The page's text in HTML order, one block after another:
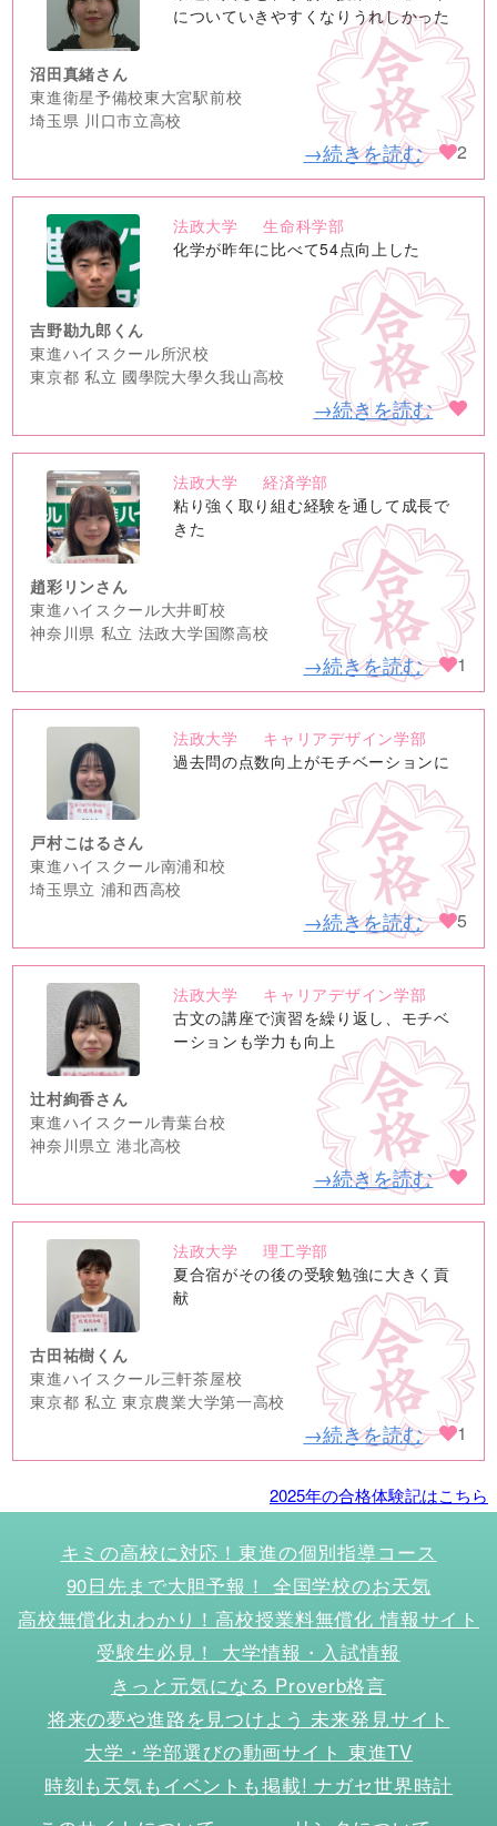
image
についていきやすくなりうれしかった
沼田真緒さん
東進衛星予備校東大宮駅前校
埼玉県 川口市立高校
→続きを読む 2
no
image
法政大学
生命科学部
化学が昨年に比べて54点向上した
吉野勘九郎くん
東進ハイスクール所沢校
東京都 私立 國學院大學久我山高校
→続きを読む
no
image
法政大学
経済学部
粘り強く取り組む経験を通して成長で
きた
趙彩リンさん
東進ハイスクール大井町校
神奈川県 私立 法政大学国際高校
→続きを読む 1
no
image
法政大学
キャリアデザイン学部
過去問の点数向上がモチベーションに
戸村こはるさん
東進ハイスクール南浦和校
埼玉県立 浦和西高校
→続きを読む 5
no
image
法政大学
キャリアデザイン学部
古文の講座で演習を繰り返し、モチベ
ーションも学力も向上
辻村絢香さん
東進ハイスクール青葉台校
神奈川県立 港北高校
→続きを読む
no
image
法政大学
理工学部
夏合宿がその後の受験勉強に大きく貢
献
古田祐樹くん
東進ハイスクール三軒茶屋校
東京都 私立 東京農業大学第一高校
→続きを読む 1
2025年の合格体験記はこちら
キミの高校に対応！東進の個別指導コース
90日先まで大胆予報！ 全国学校のお天気
高校無償化丸わかり！高校授業料無償化 情報サイト
受験生必見！ 大学情報・入試情報
きっと元気になる Proverb格言
将来の夢や進路を見つけよう 未来発見サイト
大学・学部選びの動画サイト 東進TV
時刻も天気もイベントも掲載! ナガセ世界時計